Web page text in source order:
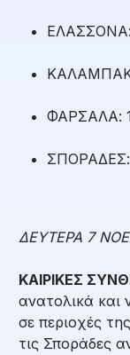
ΕΛΑΣΣΟΝΑ:
ΦΑΡΣΑΛΑ:
ΣΠΟΡΑΔΕΣ:
ΔΕΥΤΕΡΑ 7
ΚΑΙΡΙΚΕΣ
ανατολικά και
σε περιοχές
τις Σποράδες